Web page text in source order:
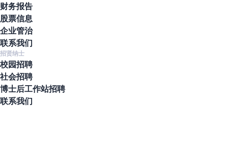
财务报告
股票信息
企业管治
联系我们
招贤纳士
校园招聘
社会招聘
博士后工作站招聘
联系我们